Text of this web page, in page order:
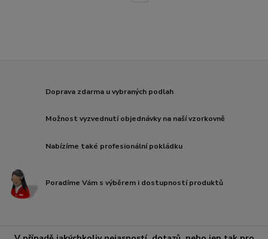
Doprava zdarma u vybraných podlah
Možnost vyzvednutí objednávky na naší vzorkovně
Nabízíme také profesionální pokládku
Poradíme Vám s výběrem i dostupností produktů